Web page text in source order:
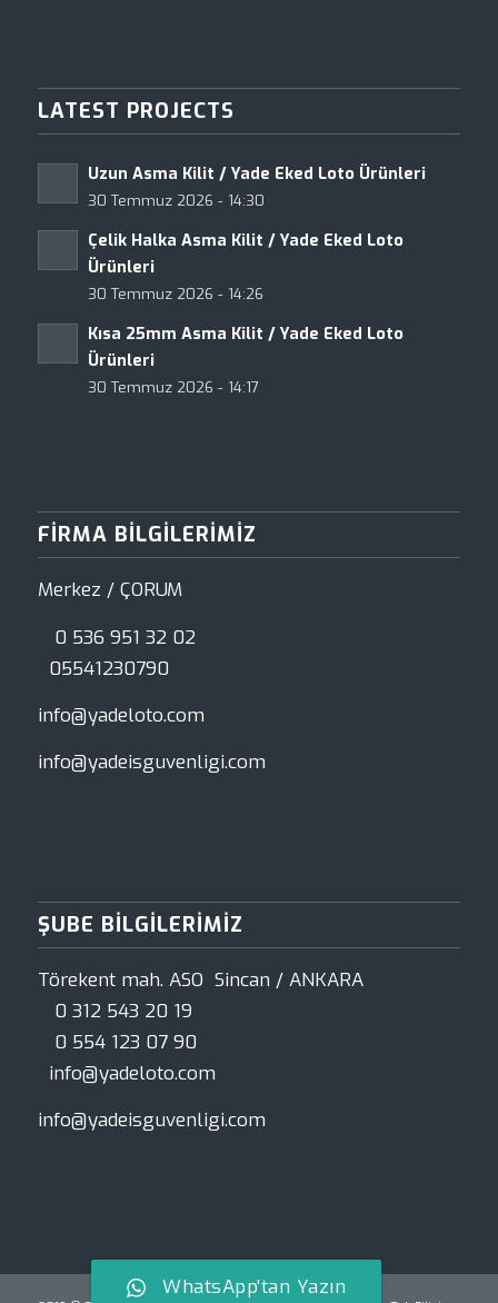
LATEST PROJECTS
Uzun Asma Kilit / Yade Eked Loto Ürünleri
30 Temmuz 2026 - 14:30
Çelik Halka Asma Kilit / Yade Eked Loto
Ürünleri
30 Temmuz 2026 - 14:26
Kısa 25mm Asma Kilit / Yade Eked Loto
Ürünleri
30 Temmuz 2026 - 14:17
FIRMA BILGILERIMIZ
Merkez / ÇORUM
0 536 951 32 02
05541230790
info@yadeloto.com
info@yadeisguvenligi.com
ŞUBE BILGILERIMIZ
Törekent mah. ASO Sincan / ANKARA
0 312 543 20 19
0 554 123 07 90
info@yadeloto.com
info@yadeisguvenligi.com
WhatsApp'tan Yazın